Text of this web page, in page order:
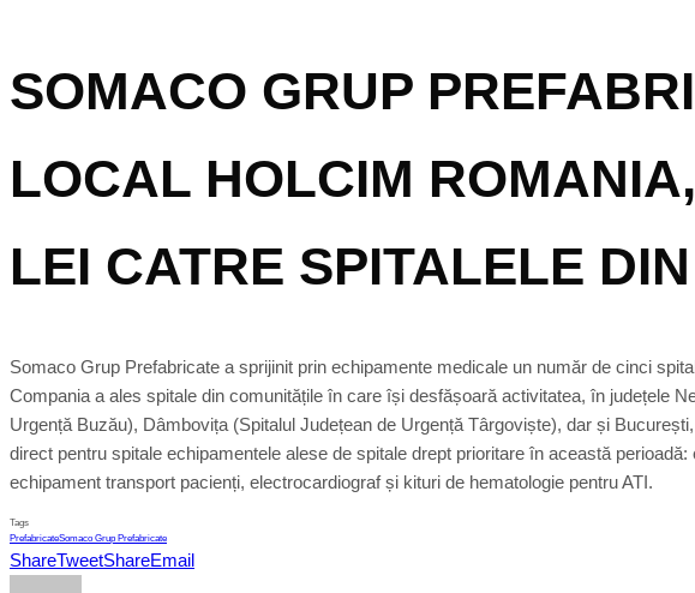
SOMACO GRUP
LOCAL HOLCIM
LEI CATRE SPITALELE
Somaco Grup Prefabricate a sprijinit prin echipamente medicale un număr de cinci
Compania a ales spitale din comunitățile în care își desfășoară activitatea, în județele
Urgență Buzău), Dâmbovița (Spitalul Județean de Urgență Târgoviște), dar și
direct pentru spitale echipamentele alese de spitale drept prioritare în această
echipament transport pacienți, electrocardiograf și kituri de hematologie pentru ATI.
Tags
PrefabricateSomaco Grup Prefabricate
ShareTweetShareEmail